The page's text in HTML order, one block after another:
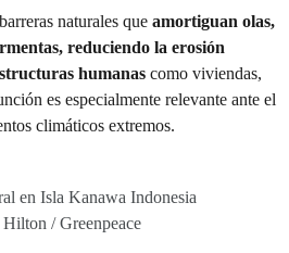
naturales que amortiguan olas,
reduciendo la erosión
humanas como viviendas,
es especialmente relevante ante el
climáticos extremos.
en Isla Kanawa Indonesia
/ Greenpeace